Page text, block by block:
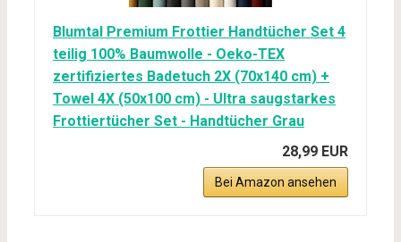
Blumtal Premium Frottier Handtücher Set 4
teilig 100% Baumwolle - Oeko-TEX
zertifiziertes Badetuch 2X (70x140 cm) +
Towel 4X (50x100 cm) - Ultra saugstarkes
Frottiertücher Set - Handtücher Grau
28,99 EUR
Bei Amazon ansehen